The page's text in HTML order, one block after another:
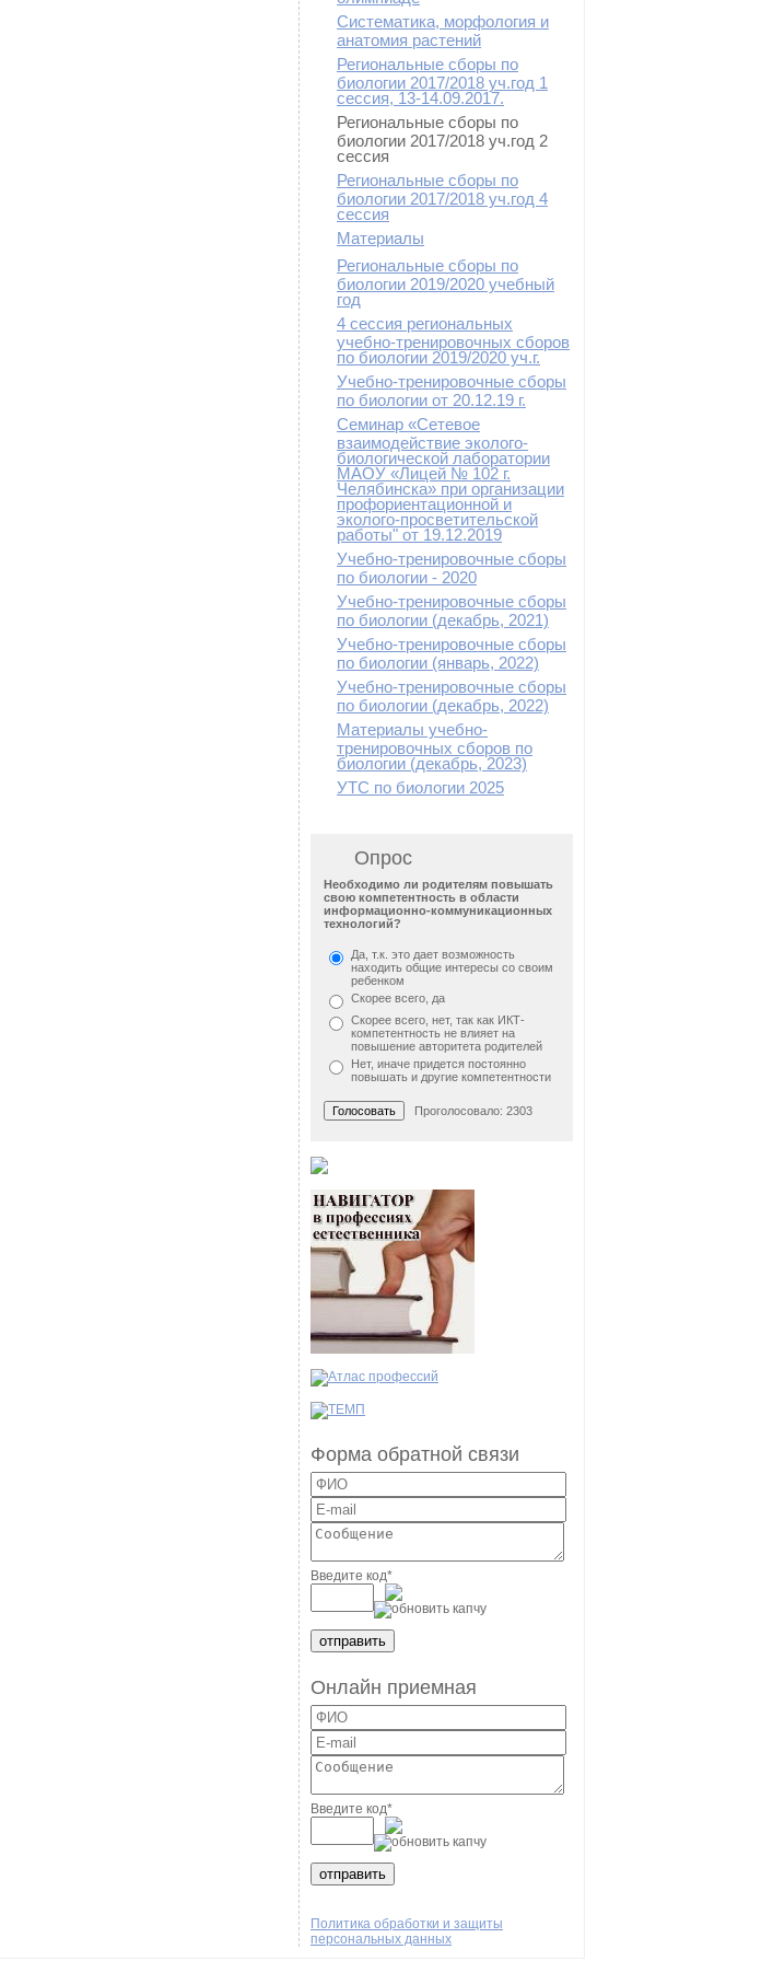
Систематика, морфология и
анатомия растений
Региональные сборы по
биологии 2017/2018 уч.год 1
сессия, 13-14.09.2017.
Региональные сборы по
биологии 2017/2018 уч.год 2
сессия
Региональные сборы по
биологии 2017/2018 уч.год 4
сессия
Материалы
Региональные сборы по
биологии 2019/2020 учебный
год
4 сессия региональных
учебно-тренировочных сборов
по биологии 2019/2020 уч.г.
Учебно-тренировочные сборы
по биологии от 20.12.19 г.
Семинар «Сетевое
взаимодействие эколого-
биологической лаборатории
МАОУ «Лицей № 102 г.
Челябинска» при организации
профориентационной и
эколого-просветительской
работы" от 19.12.2019
Учебно-тренировочные сборы
по биологии - 2020
Учебно-тренировочные сборы
по биологии (декабрь, 2021)
Учебно-тренировочные сборы
по биологии (январь, 2022)
Учебно-тренировочные сборы
по биологии (декабрь, 2022)
Материалы учебно-
тренировочных сборов по
биологии (декабрь, 2023)
УТС по биологии 2025
Опрос
Необходимо ли родителям повышать
свою компетентность в области
информационно-коммуникационных
технологий?
Да, т.к. это дает возможность
находить общие интересы со своим
ребенком
Скорее всего, да
Скорее всего, нет, так как ИКТ-
компетентность не влияет на
повышение авторитета родителей
Нет, иначе придется постоянно
повышать и другие компетентности
Проголосовало: 2303
Форма обратной связи
Введите код*
Онлайн приемная
Введите код*
Политика обработки и защиты
персональных данных